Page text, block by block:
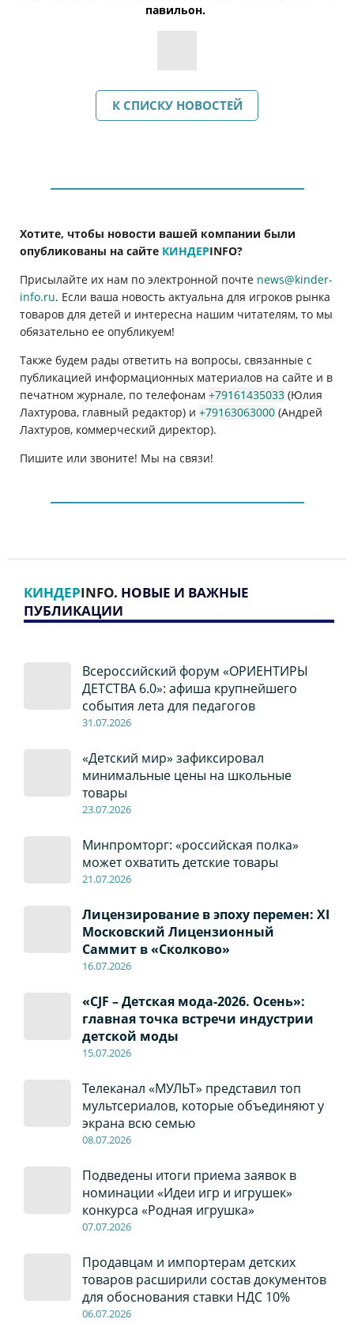
павильон.
К СПИСКУ НОВОСТЕЙ
Хотите, чтобы новости вашей компании были
опубликованы на сайте КИНДЕРINFO?
Присылайте их нам по электронной почте news@kinder-
info.ru. Если ваша новость актуальна для игроков рынка
товаров для детей и интересна нашим читателям, то мы
обязательно ее опубликуем!
Также будем рады ответить на вопросы, связанные с
публикацией информационных материалов на сайте и в
печатном журнале, по телефонам +79161435033 (Юлия
Лахтурова, главный редактор) и +79163063000 (Андрей
Лахтуров, коммерческий директор).
Пишите или звоните! Мы на связи!
КИНДЕРINFO. НОВЫЕ И ВАЖНЫЕ
ПУБЛИКАЦИИ
Всероссийский форум «ОРИЕНТИРЫ
ДЕТСТВА 6.0»: афиша крупнейшего
события лета для педагогов
31.07.2026
«Детский мир» зафиксировал
минимальные цены на школьные
товары
23.07.2026
Минпромторг: «российская полка»
может охватить детские товары
21.07.2026
Лицензирование в эпоху перемен: XI
Московский Лицензионный
Саммит в «Сколково»
16.07.2026
«CJF – Детская мода-2026. Осень»:
главная точка встречи индустрии
детской моды
15.07.2026
Телеканал «МУЛЬТ» представил топ
мультсериалов, которые объединяют у
экрана всю семью
08.07.2026
Подведены итоги приема заявок в
номинации «Идеи игр и игрушек»
конкурса «Родная игрушка»
07.07.2026
Продавцам и импортерам детских
товаров расширили состав документов
для обоснования ставки НДС 10%
06.07.2026